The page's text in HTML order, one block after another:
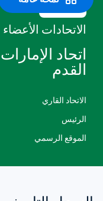
الاتحادات الأعضاء
القدم
الاتحاد القاري
الرئيس
الموقع الرسمي